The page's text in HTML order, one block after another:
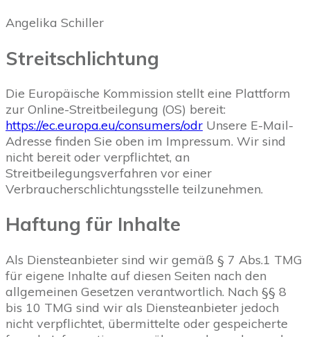
Angelika Schiller
Streitschlichtung
Die Europäische Kommission stellt eine Plattform
zur Online-Streitbeilegung (OS) bereit:
https://ec.europa.eu/consumers/odr Unsere E-Mail-
Adresse finden Sie oben im Impressum. Wir sind
nicht bereit oder verpflichtet, an
Streitbeilegungsverfahren vor einer
Verbraucherschlichtungsstelle teilzunehmen.
Haftung für Inhalte
Als Diensteanbieter sind wir gemäß § 7 Abs.1 TMG
für eigene Inhalte auf diesen Seiten nach den
allgemeinen Gesetzen verantwortlich. Nach §§ 8
bis 10 TMG sind wir als Diensteanbieter jedoch
nicht verpflichtet, übermittelte oder gespeicherte